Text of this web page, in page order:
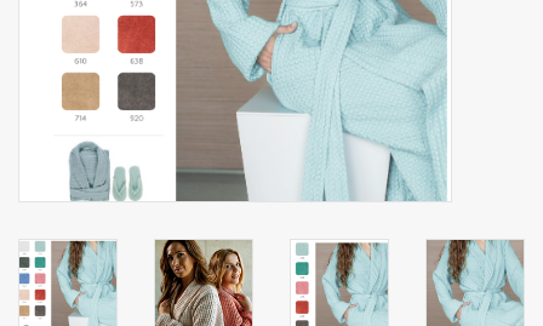
Pullover
Huis en nacht kledij ( HEREN
)
Bag - tas